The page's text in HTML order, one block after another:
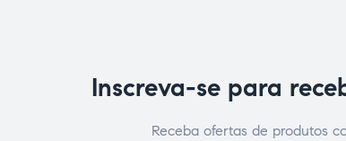
Inscreva-se para
Receba ofertas de produtos